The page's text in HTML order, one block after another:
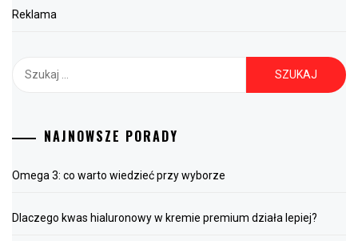
Reklama
NAJNOWSZE PORADY
Omega 3: co warto wiedzieć przy wyborze
Dlaczego kwas hialuronowy w kremie premium działa lepiej?